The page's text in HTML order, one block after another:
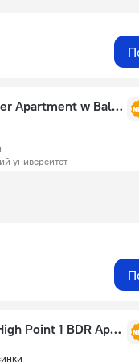
2ndhomes 2BR Center Apartment w Balcony
университет
26th Floor Helsinki High Point 1 BDR Apartment with City View